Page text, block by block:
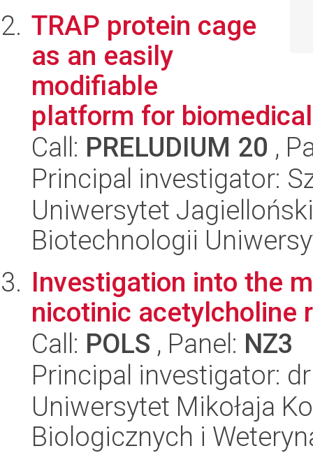
TRAP protein cage
as an easily
modifiable
platform for
Call: PRELUDIUM 20 ,
Principal investigator:
Uniwersytet
Biotechnologii
Investigation into the
nicotinic acetylcholine
Call: POLS , Panel: NZ3
Principal investigator:
Uniwersytet Mikołaja
Biologicznych i